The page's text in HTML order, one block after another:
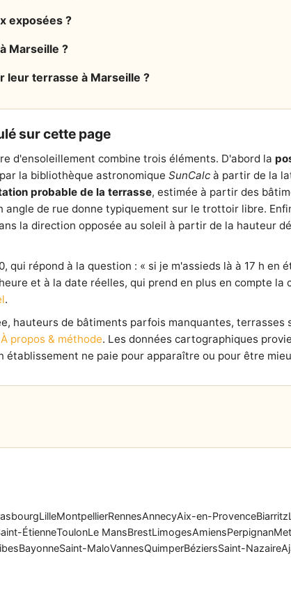
exposées ?
Marseille ?
leur terrasse à Marseille ?
sur cette page
d'ensoleillement combine trois éléments. D'abord la
la bibliothèque astronomique SunCalc à partir de la
probable de la terrasse, estimée à partir des
de rue donne typiquement sur le trottoir libre.
la direction opposée au soleil à partir de la hauteur
qui répond à la question : « si je m'assieds là à 17 h en
et à la date réelles, qui prend en plus en compte la
.
hauteurs de bâtiments parfois manquantes, terrasses
À propos & méthode. Les données cartographiques
établissement ne paie pour apparaître ou pour être
LilleMontpellierRennesAnnecyAix-en-ProvenceBiarritz
ÉtienneToulonLe MansBrestLimogesAmiensPerpignan
BayonneSaint-MaloVannesQuimperBéziersSaint-Nazaire